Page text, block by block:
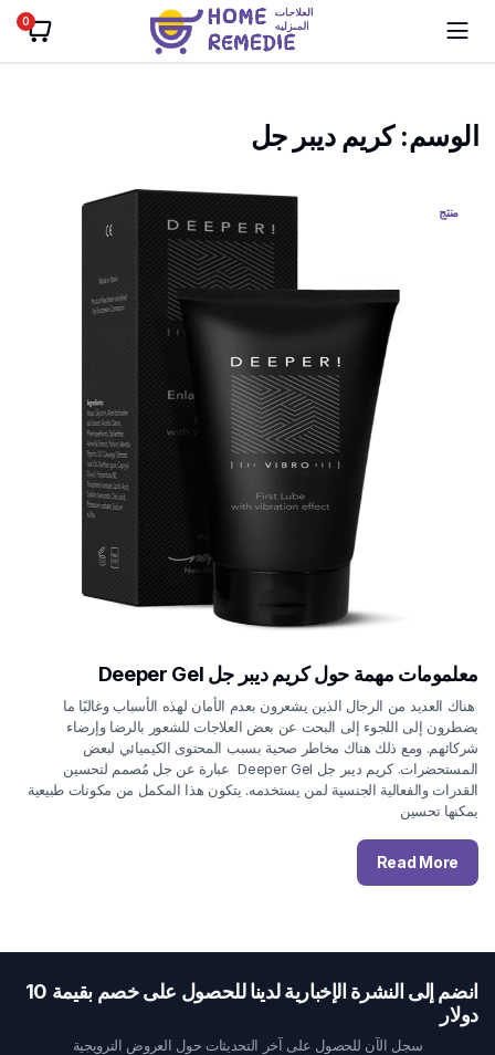
0
الوسم:كريم ديبر جل
منتج
معلمومات مهمة حول كريم ديبر جل Deeper Gel
هناك العديد من الرجال الذين يشعرون بعدم الأمان لهذه الأسباب وغالبًا ما
يضطرون إلى اللجوء إلى البحت عن بعض العلاجات للشعور بالرضا وإرضاء
شركائهم. ومع ذلك هناك مخاطر صحية بسبب المحتوى الكيميائي لبعض
المستحضرات. كريم ديبر جل Deeper Gel عبارة عن جل مُصمم لتحسين
القدرات والفعالية الجنسية لمن يستخدمه. يتكون هذا المكمل من مكونات طبيعية
يمكنها تحسين
Read More
انضم إلى النشرة الإخبارية لدينا للحصول على خصم بقيمة 10
دولار
سجل الآن للحصول على آخر التحديثات حول العروض الترويجية